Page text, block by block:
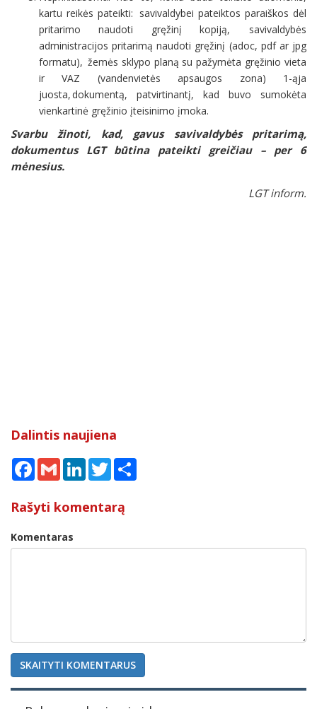
kartu reikės pateikti: savivaldybei pateiktos paraiškos dėl
pritarimo naudoti gręžinį kopiją, savivaldybės
administracijos pritarimą naudoti gręžinį (adoc, pdf ar jpg
formatu), žemės sklypo planą su pažymėta gręžinio vieta
ir VAZ (vandenvietės apsaugos zona) 1-ąja
juosta, dokumentą, patvirtinantį, kad buvo sumokėta
vienkartinė gręžinio įteisinimo įmoka.
Svarbu žinoti, kad, gavus savivaldybės pritarimą,
dokumentus LGT būtina pateikti greičiau – per 6
mėnesius.
LGT inform.
Dalintis naujiena
Facebook
Gmail LinkedInTwitter
Rašyti komentarą
Komentaras
SKAITYTI KOMENTARUS